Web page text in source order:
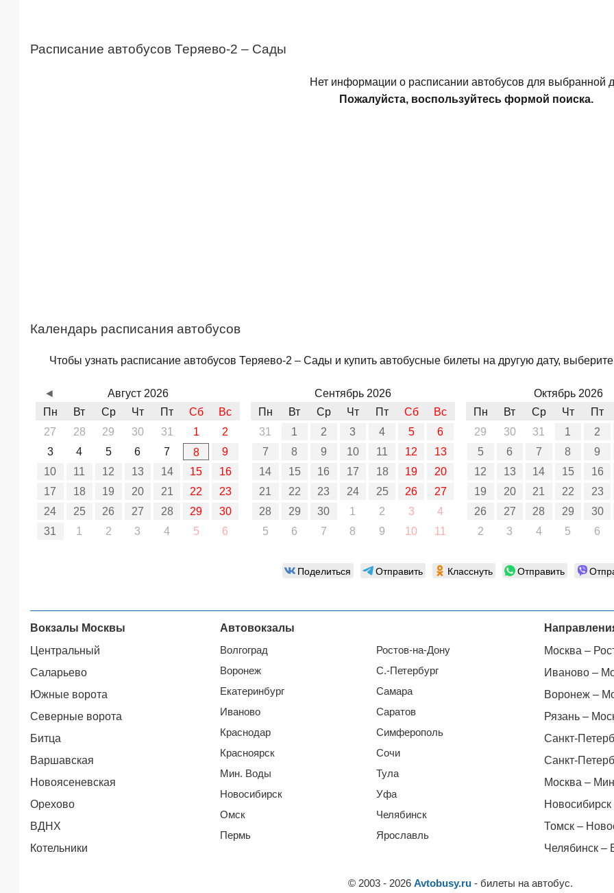
Расписание автобусов Теряево-2 – Сады
Нет информации о расписании автобусов для выбранной
Пожалуйста, воспользуйтесь формой поиска.
Календарь расписания автобусов
Чтобы узнать расписание автобусов Теряево-2 – Сады и купить автобусные билеты на другую дату,
Август 2026
Пн
Вт Ср Чт Пт Сб
Вс
27
28 29 30 31 1
2
3
4 5 6 7 8
9
10
11 12 13 14 15
16
17
18 19 20 21 22
23
24
25 26 27 28 29
30
31
1 2 3 4 5 6
Сентябрь 2026
Пн
Вт Ср Чт Пт Сб
Вс
31
1 2 3 4 5
6
7
8 9 10 11 12
13
14
15 16 17 18 19
20
21
22 23 24 25 26
27
28
29 30 1 2 3
4
5
6 7 8 9 10 11
Октябрь 2026
Пн
Вт Ср Чт
Пт
29
30 31 1
2
5
6 7 8
9
12
13 14 15
16
19
20 21 22
23
26
27 28 29
30
2
3 4 5 6
◄
Поделиться Отправить Класснуть Отправить
Вокзалы Москвы
Центральный
Саларьево
Южные ворота
Северные ворота
Битца
Варшавская
Новоясеневская
Орехово
ВДНХ
Котельники
Автовокзалы
Волгоград
Воронеж
Екатеринбург
Иваново
Краснодар
Красноярск
Мин. Воды
Новосибирск
Омск
Пермь
Ростов-на-Дону
С.-Петербург
Самара
Саратов
Симферополь
Сочи
Тула
Уфа
Челябинск
Ярославль
Москва –
Иваново –
Воронеж –
Рязань –
Санкт-
Санкт-
Москва –
Томск –
Челябинск –
© 2003 - 2026 Avtobusy.ru - билеты на автобус.